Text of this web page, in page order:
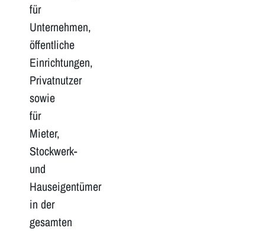
für
Unternehmen,
öffentliche
Einrichtungen,
Privatnutzer
sowie
für
Mieter,
Stockwerk-
und
Hauseigentümer
in der
gesamten